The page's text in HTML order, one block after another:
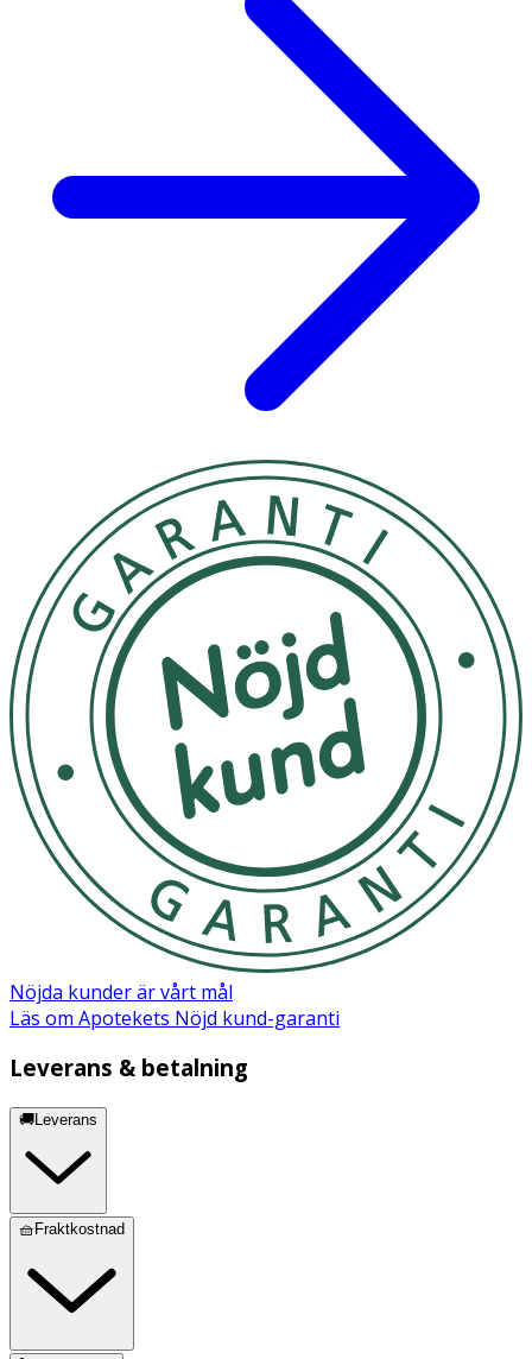
Nöjda kunder är vårt mål
Läs om Apotekets Nöjd kund-garanti
Leverans & betalning
🚚Leverans
🧺Fraktkostnad